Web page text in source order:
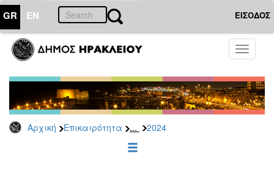
GR EN ΕΙΣΟΔΟΣ
Toggle
Αρχική Επικαιρότητα ... 2024
ΕΠΙΚΑΙΡΟΤΗΤΑ
Τύπου
Αρχείο
2026
2025